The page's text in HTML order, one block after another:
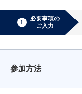
必要事項の
ご入力
参加方法